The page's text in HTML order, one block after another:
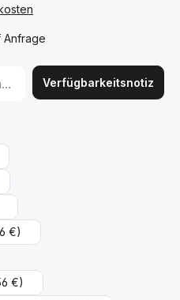
Anfrage
Verfügbarkeitsnotiz
€)
€)